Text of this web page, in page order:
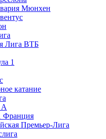
Мюнхен
Лига ВТБ
1
катание
А
Франция
Премьер-Лига